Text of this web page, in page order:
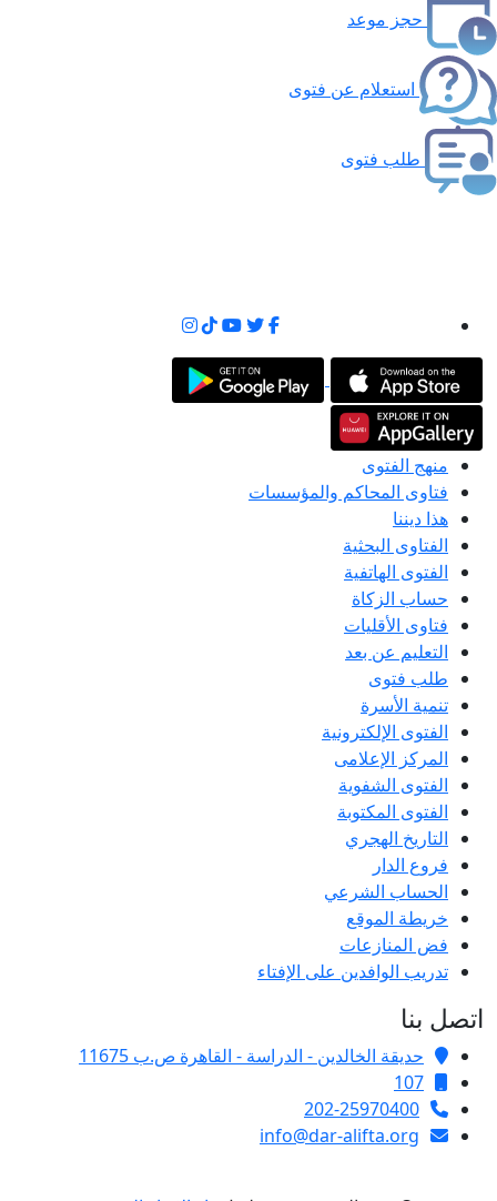
حجز موعد
استعلام عن فتوى
طلب فتوى
منهج الفتوى
فتاوى المحاكم والمؤسسات
هذا ديننا
الفتاوى البحثية
الفتوى الهاتفية
حساب الزكاة
فتاوى الأقليات
التعليم عن بعد
طلب فتوى
تنمية الأسرة
الفتوى الإلكترونية
المركز الإعلامى
الفتوى الشفوية
الفتوى المكتوبة
التاريخ الهجري
فروع الدار
الحساب الشرعي
خريطة الموقع
فض المنازعات
تدريب الوافدين على الإفتاء
اتصل بنا
حديقة الخالدين - الدراسة - القاهرة ص.ب 11675
107
202-25970400
info@dar-alifta.org